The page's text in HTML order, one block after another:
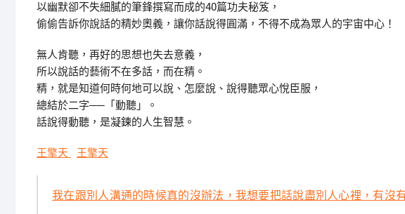
以幽默卻不失細膩的筆鋒撰寫而成的40篇功夫秘笈，
偷偷告訴你說話的精妙奧義，讓你話說得圓滿，不得不成為眾人的宇宙中心！
無人肯聽，再好的思想也失去意義，
所以說話的藝術不在多話，而在精。
精，就是知道何時何地可以說、怎麼說、說得聽眾心悅臣服，
總結於二字──「動聽」。
話說得動聽，是凝鍊的人生智慧。
王擎天 王擎天
我在跟別人溝通的時候真的沒辦法，我想要把話說盡別人心裡，有沒